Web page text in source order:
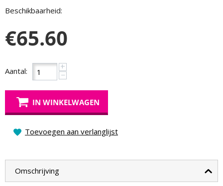
Beschikbaarheid:
€65.60
Aantal: +
−
IN WINKELWAGEN
Toevoegen aan verlanglijst
Omschrijving